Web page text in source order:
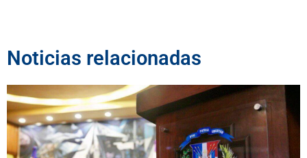
Noticias relacionadas